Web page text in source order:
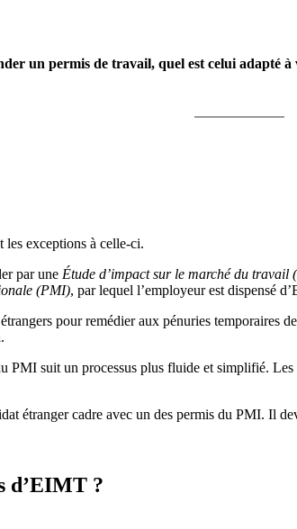
un permis de travail, quel est celui adapté
exceptions à celle-ci.
par une Étude d’impact sur le marché du travail
(PMI), par lequel l’employeur est dispensé
pour remédier aux pénuries
PMI suit un processus plus fluide et simplifié.
étranger cadre avec un des permis du PMI. Il
d’EIMT ?